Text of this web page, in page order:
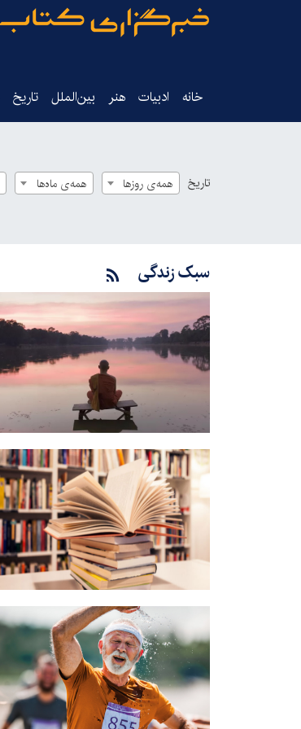
خانه ادبیات هنر بین‌الملل تاریخ‌
تاریخ همه‌ی روزها همه‌ی ماه‌ها
سبک زندگی